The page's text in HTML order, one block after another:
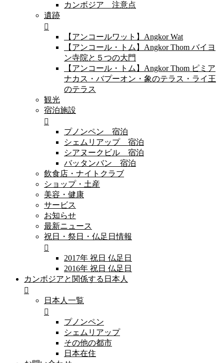
カンボジア 注意点
遺跡
【アンコールワット】Angkor Wat
【アンコール・トム】Angkor Thom バイヨ
ン寺院と５つの大門
【アンコール・トム】Angkor Thom ピミア
ナカス・バプーオン・象のテラス・ライ王
のテラス
観光
宿泊施設
プノンペン 宿泊
シェムリアップ 宿泊
シアヌークビル 宿泊
バッタンバン 宿泊
飲食店・ナイトクラブ
ショップ・土産
美容・健康
サービス
お知らせ
最新ニュース
祝日・祭日・仏足日情報
2017年 祝日 仏足日
2016年 祝日 仏足日
カンボジアと関係する日本人
日本人一覧
プノンペン
シェムリアップ
その他の都市
日本在住